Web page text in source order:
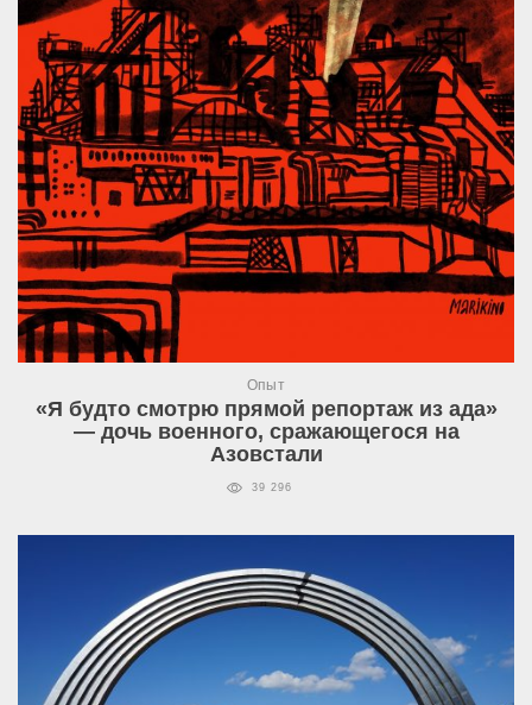
Опыт
«Я будто смотрю прямой репортаж из ада»
— дочь военного, сражающегося на
Азовстали
39 296